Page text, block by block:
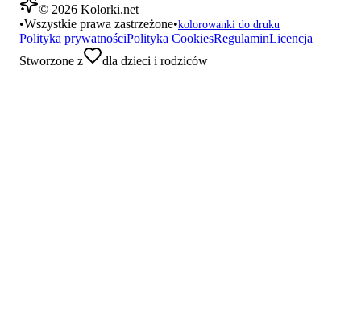
© 2026 Kolorki.net
•Wszystkie prawa zastrzeżone•kolorowanki do druku
Polityka prywatnościPolityka CookiesRegulaminLicencja
Stworzone z
dla dzieci i rodziców